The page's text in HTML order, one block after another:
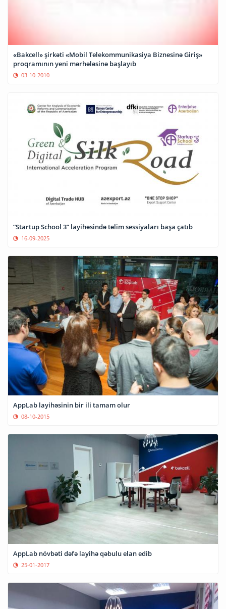
«Bakcell» şirkəti «Mobil Telekommunikasiya Biznesinə Giriş»
proqramının yeni mərhələsinə başlayıb
03-10-2010
“Startup School 3” layihəsində təlim sessiyaları başa çatıb
16-09-2025
AppLab layihəsinin bir ili tamam olur
08-10-2015
AppLab növbəti dəfə layihə qəbulu elan edib
25-01-2017